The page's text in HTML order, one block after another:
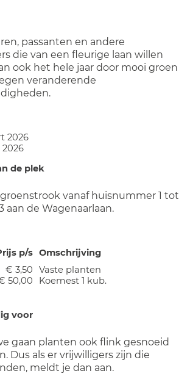
passanten en andere
die van een fleurige laan willen
ook het hele jaar door mooi groen
veranderende
2026
de plek
vanaf huisnummer 1 tot
aan de Wagenaarlaan.
p/s Omschrijving
€ 3,50
Vaste planten
50,00 Koemest 1 kub.
voor
gaan planten ook flink gesnoeid
Dus als er vrijwilligers zijn die
meldt je dan aan.